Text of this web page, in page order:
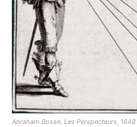
Abraham Bosse, Les Perspecteurs,